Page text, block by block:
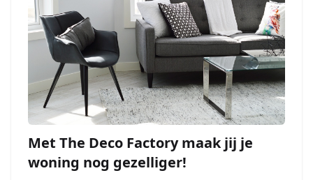
Met The Deco Factory maak jij je
woning nog gezelliger!